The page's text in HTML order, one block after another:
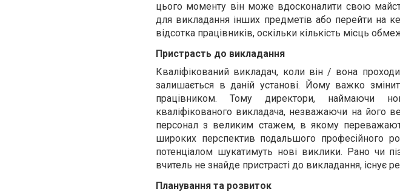
цього моменту він може вдосконалити свою
для викладання інших предметів або перейти на
відсотка працівників, оскільки кількість місць
Пристрасть до викладання
Кваліфікований викладач, коли він / вона
залишається в даній установі. Йому важко
працівником. Тому директори, наймаючи
кваліфікованого викладача, незважаючи на його
персонал з великим стажем, в якому
широких перспектив подальшого професійного
потенціалом шукатимуть нові виклики. Рано чи
вчитель не знайде пристрасті до викладання, існує
Планування та розвиток